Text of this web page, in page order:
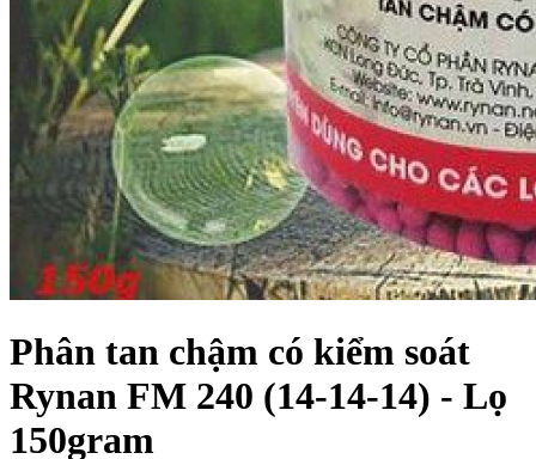
Phân tan chậm có kiểm soát
Rynan FM 240 (14-14-14) - Lọ
150gram